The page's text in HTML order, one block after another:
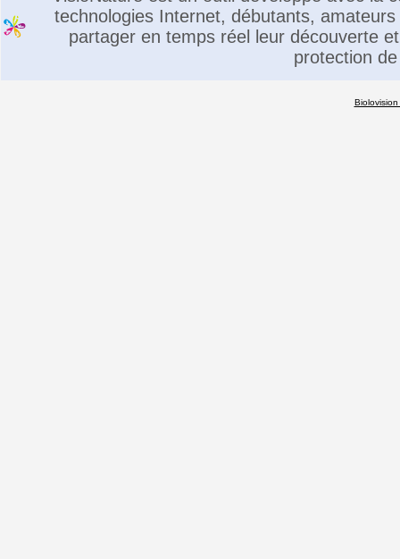
technologies Internet, débutants,
partager en temps réel leur découverte
protection
Biolovision